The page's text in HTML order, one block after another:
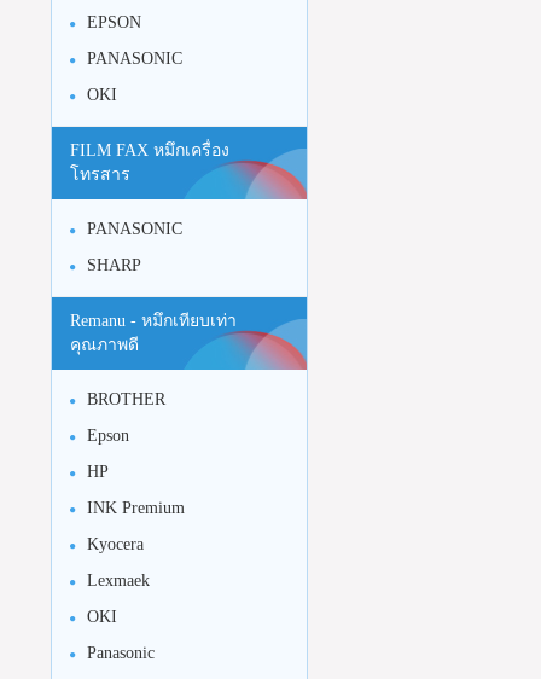
EPSON
PANASONIC
OKI
FILM FAX หมึกเครื่อง
โทรสาร
PANASONIC
SHARP
Remanu - หมึกเทียบเท่า
คุณภาพดี
BROTHER
Epson
HP
INK Premium
Kyocera
Lexmaek
OKI
Panasonic